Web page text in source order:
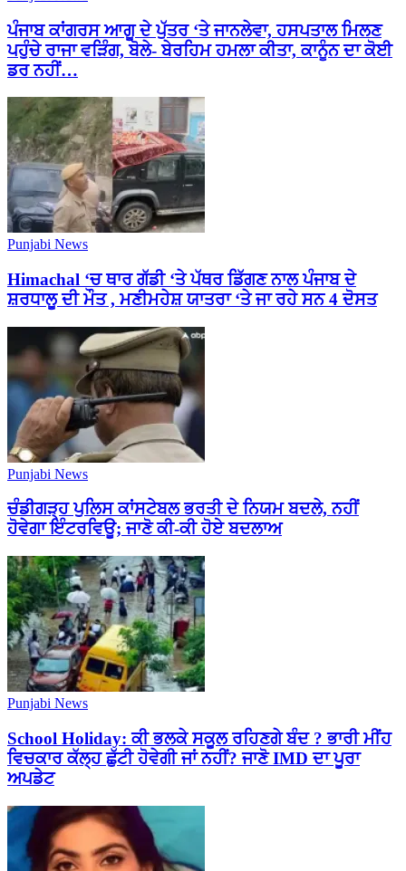
ਪੰਜਾਬ ਕਾਂਗਰਸ ਆਗੂ ਦੇ ਪੁੱਤਰ ‘ਤੇ ਜਾਨਲੇਵਾ, ਹਸਪਤਾਲ ਮਿਲਣ
ਪਹੁੰਚੇ ਰਾਜਾ ਵੜਿੰਗ, ਬੋਲੇ- ਬੇਰਹਿਮ ਹਮਲਾ ਕੀਤਾ, ਕਾਨੂੰਨ ਦਾ ਕੋਈ
ਡਰ ਨਹੀਂ…
Punjabi News
Himachal ‘ਚ ਥਾਰ ਗੱਡੀ ‘ਤੇ ਪੱਥਰ ਡਿੱਗਣ ਨਾਲ ਪੰਜਾਬ ਦੇ
ਸ਼ਰਧਾਲੂ ਦੀ ਮੌਤ , ਮਣੀਮਹੇਸ਼ ਯਾਤਰਾ ‘ਤੇ ਜਾ ਰਹੇ ਸਨ 4 ਦੋਸਤ
Punjabi News
ਚੰਡੀਗੜ੍ਹ ਪੁਲਿਸ ਕਾਂਸਟੇਬਲ ਭਰਤੀ ਦੇ ਨਿਯਮ ਬਦਲੇ, ਨਹੀਂ
ਹੋਵੇਗਾ ਇੰਟਰਵਿਊ; ਜਾਣੋ ਕੀ-ਕੀ ਹੋਏ ਬਦਲਾਅ
Punjabi News
School Holiday: ਕੀ ਭਲਕੇ ਸਕੂਲ ਰਹਿਣਗੇ ਬੰਦ ? ਭਾਰੀ ਮੀਂਹ
ਵਿਚਕਾਰ ਕੱਲ੍ਹ ਛੁੱਟੀ ਹੋਵੇਗੀ ਜਾਂ ਨਹੀਂ? ਜਾਣੋ IMD ਦਾ ਪੂਰਾ
ਅਪਡੇਟ